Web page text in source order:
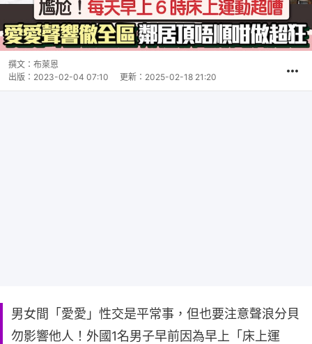
撰文： 布萊恩
出版： 2023-02-04 07:10 更新： 2025-02-18 21:20
男女間「愛愛」性交是平常事，但也要注意聲浪分貝
勿影響他人！外國1名男子早前因為早上「床上運